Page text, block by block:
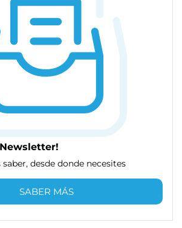
desde donde necesites
SABER MÁS